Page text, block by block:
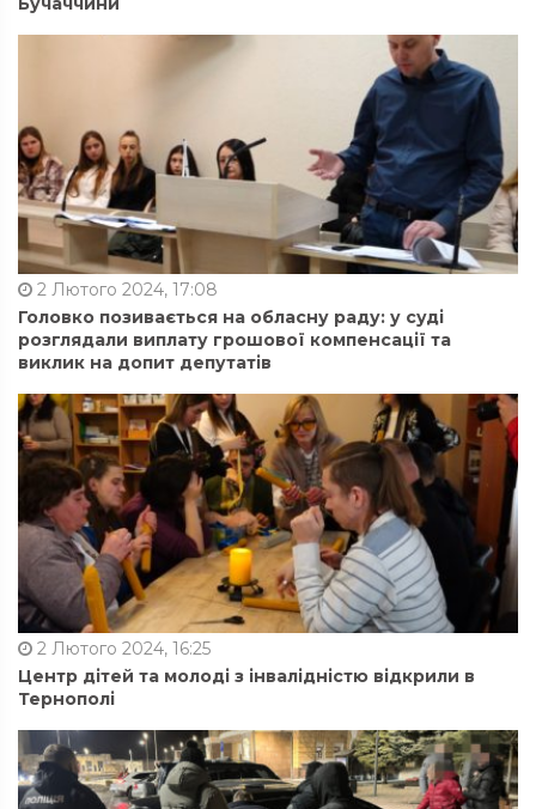
2 Лютого 2024, 17:08
Головко позивається на обласну раду: у суді
розглядали виплату грошової компенсації та
виклик на допит депутатів
2 Лютого 2024, 16:25
Центр дітей та молоді з інвалідністю відкрили в
Тернополі